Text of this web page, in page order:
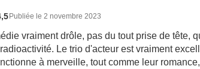
Publiée le 2 novembre 2023
vraiment drôle, pas du tout prise de tête,
Le trio d'acteur est vraiment
à merveille, tout comme leur